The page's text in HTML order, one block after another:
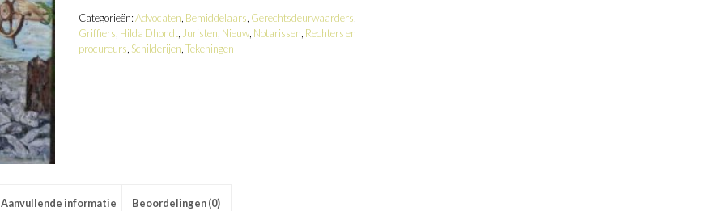
De
Juridische
boom
Categorieën:Advocaten, Bemiddelaars, Gerechtsdeurwaarders,
Griffiers, Hilda Dhondt, Juristen, Nieuw, Notarissen, Rechters en
procureurs, Schilderijen,Tekeningen
Aanvullende informatie Beoordelingen (0)